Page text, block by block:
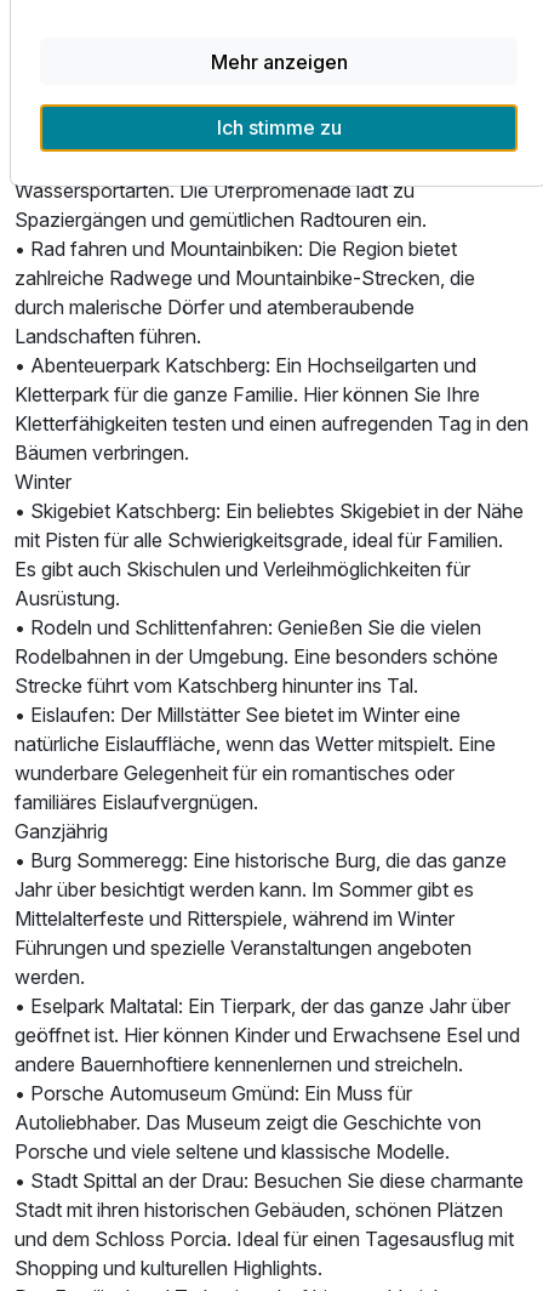
und kristallklaren Bächen. Ideal für Wanderungen,
Picknicks und Naturbeobachtungen.
• Millstätter See: Ein wunderschöner See, perfekt für
Wassersportarten. Die Uferpromenade lädt zu
Spaziergängen und gemütlichen Radtouren ein.
• Rad fahren und Mountainbiken: Die Region bietet
zahlreiche Radwege und Mountainbike-Strecken, die
durch malerische Dörfer und atemberaubende
Landschaften führen.
• Abenteuerpark Katschberg: Ein Hochseilgarten und
Kletterpark für die ganze Familie. Hier können Sie Ihre
Kletterfähigkeiten testen und einen aufregenden Tag in den
Bäumen verbringen.
Winter
• Skigebiet Katschberg: Ein beliebtes Skigebiet in der Nähe
mit Pisten für alle Schwierigkeitsgrade, ideal für Familien.
Es gibt auch Skischulen und Verleihmöglichkeiten für
Ausrüstung.
• Rodeln und Schlittenfahren: Genießen Sie die vielen
Rodelbahnen in der Umgebung. Eine besonders schöne
Strecke führt vom Katschberg hinunter ins Tal.
• Eislaufen: Der Millstätter See bietet im Winter eine
natürliche Eislauffläche, wenn das Wetter mitspielt. Eine
wunderbare Gelegenheit für ein romantisches oder
familiäres Eislaufvergnügen.
Ganzjährig
• Burg Sommeregg: Eine historische Burg, die das ganze
Jahr über besichtigt werden kann. Im Sommer gibt es
Mittelalterfeste und Ritterspiele, während im Winter
Führungen und spezielle Veranstaltungen angeboten
werden.
• Eselpark Maltatal: Ein Tierpark, der das ganze Jahr über
geöffnet ist. Hier können Kinder und Erwachsene Esel und
andere Bauernhoftiere kennenlernen und streicheln.
• Porsche Automuseum Gmünd: Ein Muss für
Autoliebhaber. Das Museum zeigt die Geschichte von
Porsche und viele seltene und klassische Modelle.
• Stadt Spittal an der Drau: Besuchen Sie diese charmante
Stadt mit ihren historischen Gebäuden, schönen Plätzen
und dem Schloss Porcia. Ideal für einen Tagesausflug mit
Shopping und kulturellen Highlights.
Mehr anzeigen
Ich stimme zu